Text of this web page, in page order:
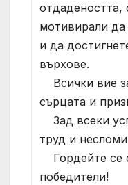
отдадеността,
мотивирали да
и да
върхове.
Всички вие
сърцата и
Зад всеки
труд и
Гордейте се
победители!